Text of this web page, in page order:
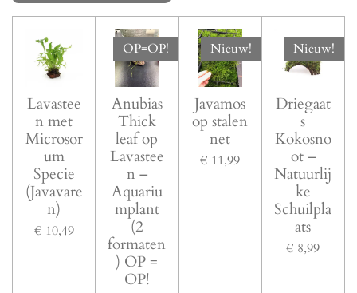
Lavastee
n met
Microsor
um
Specie
(Javavare
n)
€ 10,49
OP=OP!
Anubias
Thick
leaf op
Lavastee
n –
Aquariu
mplant
(2
formaten
) OP =
OP!
Nieuw!
Javamos
op stalen
net
€ 11,99
Nieuw!
Driegaat
s
Kokosno
ot –
Natuurlij
ke
Schuilpla
ats
€ 8,99